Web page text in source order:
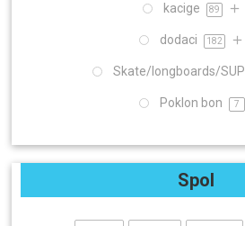
kacige 89
dodaci 182
Skate/longboards/SUP
Poklon bon 7
Spol